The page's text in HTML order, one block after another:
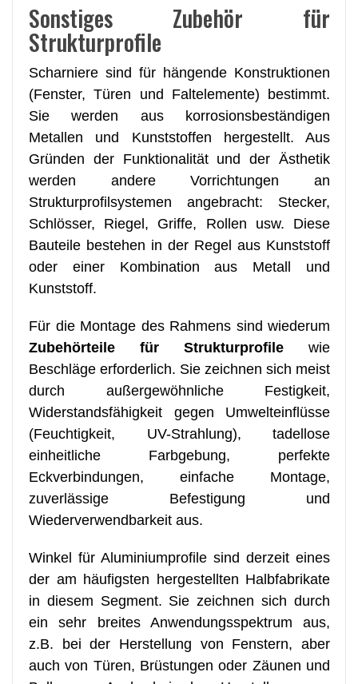
Sonstiges Zubehör für
Strukturprofile
Scharniere sind für hängende Konstruktionen
(Fenster, Türen und Faltelemente) bestimmt.
Sie werden aus korrosionsbeständigen
Metallen und Kunststoffen hergestellt. Aus
Gründen der Funktionalität und der Ästhetik
werden andere Vorrichtungen an
Strukturprofilsystemen angebracht: Stecker,
Schlösser, Riegel, Griffe, Rollen usw. Diese
Bauteile bestehen in der Regel aus Kunststoff
oder einer Kombination aus Metall und
Kunststoff.
Für die Montage des Rahmens sind wiederum
Zubehörteile für Strukturprofile wie
Beschläge erforderlich. Sie zeichnen sich meist
durch außergewöhnliche Festigkeit,
Widerstandsfähigkeit gegen Umwelteinflüsse
(Feuchtigkeit, UV-Strahlung), tadellose
einheitliche Farbgebung, perfekte
Eckverbindungen, einfache Montage,
zuverlässige Befestigung und
Wiederverwendbarkeit aus.
Winkel für Aluminiumprofile sind derzeit eines
der am häufigsten hergestellten Halbfabrikate
in diesem Segment. Sie zeichnen sich durch
ein sehr breites Anwendungsspektrum aus,
z.B. bei der Herstellung von Fenstern, aber
auch von Türen, Brüstungen oder Zäunen und